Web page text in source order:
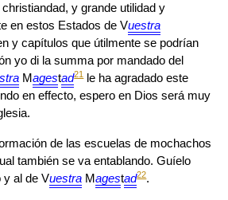
y grande utilidad y
en estos Estados de Vuestra
y capítulos que útilmente se podrían
yo di la summa por mandado del
Magestad21le ha agradado este
en effecto, espero en Dios será muy
de las escuelas de mochachos
también se va entablando. Guíelo
y al de Vuestra Magestad22.